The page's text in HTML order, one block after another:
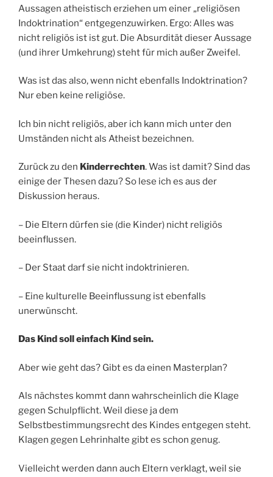
Aussagen atheistisch erziehen um einer „religiösen
Indoktrination“ entgegenzuwirken. Ergo: Alles was
nicht religiös ist ist gut. Die Absurdität dieser Aussage
(und ihrer Umkehrung) steht für mich außer Zweifel.
Was ist das also, wenn nicht ebenfalls Indoktrination?
Nur eben keine religiöse.
Ich bin nicht religiös, aber ich kann mich unter den
Umständen nicht als Atheist bezeichnen.
Zurück zu den Kinderrechten. Was ist damit? Sind das
einige der Thesen dazu? So lese ich es aus der
Diskussion heraus.
– Die Eltern dürfen sie (die Kinder) nicht religiös
beeinflussen.
– Der Staat darf sie nicht indoktrinieren.
– Eine kulturelle Beeinflussung ist ebenfalls
unerwünscht.
Das Kind soll einfach Kind sein.
Aber wie geht das? Gibt es da einen Masterplan?
Als nächstes kommt dann wahrscheinlich die Klage
gegen Schulpflicht. Weil diese ja dem
Selbstbestimmungsrecht des Kindes entgegen steht.
Klagen gegen Lehrinhalte gibt es schon genug.
Vielleicht werden dann auch Eltern verklagt, weil sie